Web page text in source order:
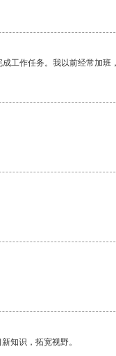
工作任务。我以前经常加班
知识，拓宽视野。